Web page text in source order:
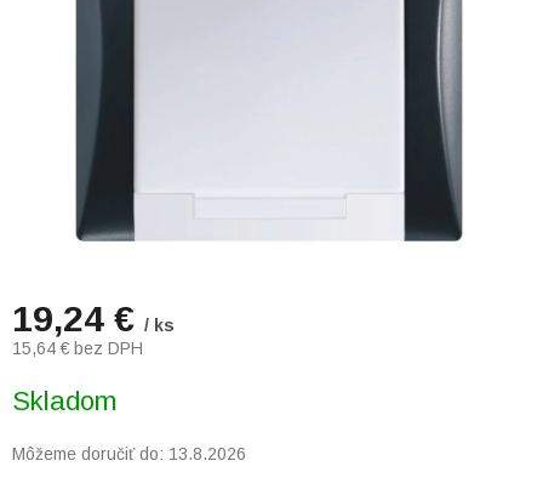
19,24 € / ks
15,64 € bez DPH
cena:
Skladom
Môžeme doručiť do: 13.8.2026